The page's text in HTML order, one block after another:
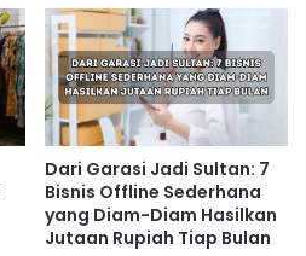
Dari Garasi Jadi Sultan: 7
Bisnis Offline Sederhana
yang Diam-Diam Hasilkan
Jutaan Rupiah Tiap Bulan